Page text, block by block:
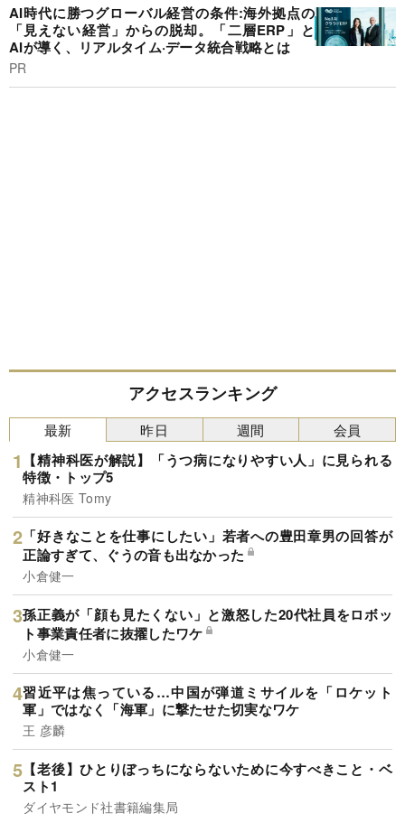
AI時代に勝つグローバル経営の条件:海外拠点の
「見えない経営」からの脱却。「二層ERP」と
AIが導く、リアルタイム·データ統合戦略とは
PR
アクセスランキング
最新
【精神科医が解説】「うつ病になりやすい人」に見られる
特徴・トップ5
精神科医 Tomy
「好きなことを仕事にしたい」若者への豊田章男の回答が
正論すぎて、ぐうの音も出なかった
小倉健一
孫正義が「顔も見たくない」と激怒した20代社員をロボッ
ト事業責任者に抜擢したワケ
小倉健一
習近平は焦っている…中国が弾道ミサイルを「ロケット
軍」ではなく「海軍」に撃たせた切実なワケ
王 彦麟
【老後】ひとりぼっちにならないために今すべきこと・ベ
スト1
ダイヤモンド社書籍編集局
昨日 週間 会員